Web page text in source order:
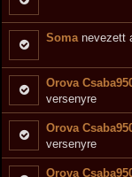
Somanevezett
Orova
versenyre
Orova
versenyre
Orova